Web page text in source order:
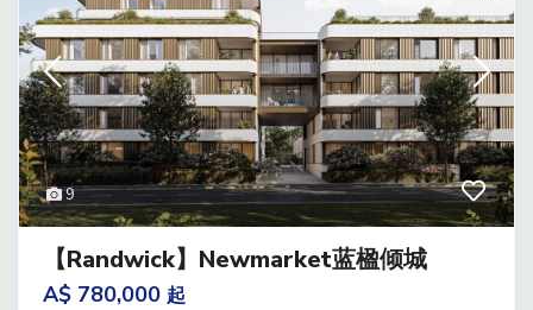
9
【Randwick】Newmarket蓝楹倾城
A$ 780,000 起